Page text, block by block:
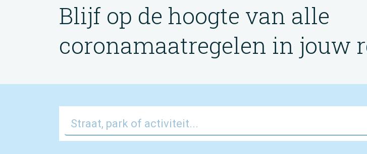
Blijf op de hoogte van alle
coronamaatregelen in jouw